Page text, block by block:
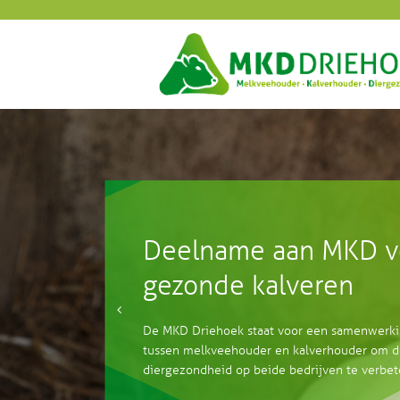
Deelname aan MKD
gezonde kalveren
De MKD Driehoek staat voor een
tussen melkveehouder en kalverhouder om
diergezondheid op beide bedrijven te
Melkveehouder en
kalverhouder slaan
handen ineen
Een gezonde melkveestapel levert een
voor de kalversector en heeft een lage
de melkveehouder